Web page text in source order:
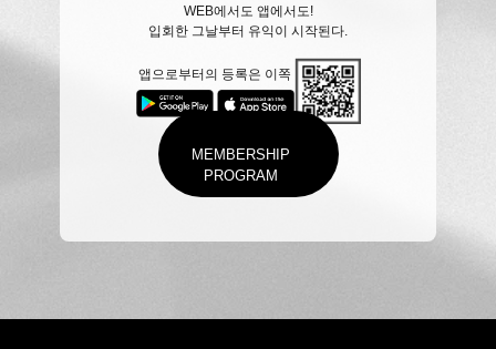
WEB에서도 앱에서도!
입회한 그날부터 유익이 시작된다.
MEMBERSHIP
PROGRAM
앱으로부터의 등록은 이쪽